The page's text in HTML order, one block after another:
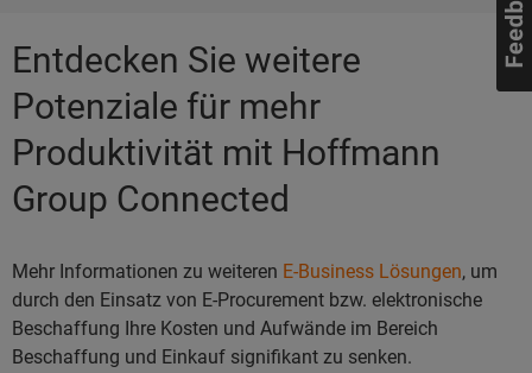
Entdecken Sie weitere
Potenziale für mehr
Produktivität mit Hoffmann
Group Connected
Mehr Informationen zu weiteren E-Business Lösungen, um
durch den Einsatz von E-Procurement bzw. elektronische
Beschaffung Ihre Kosten und Aufwände im Bereich
Beschaffung und Einkauf signifikant zu senken.